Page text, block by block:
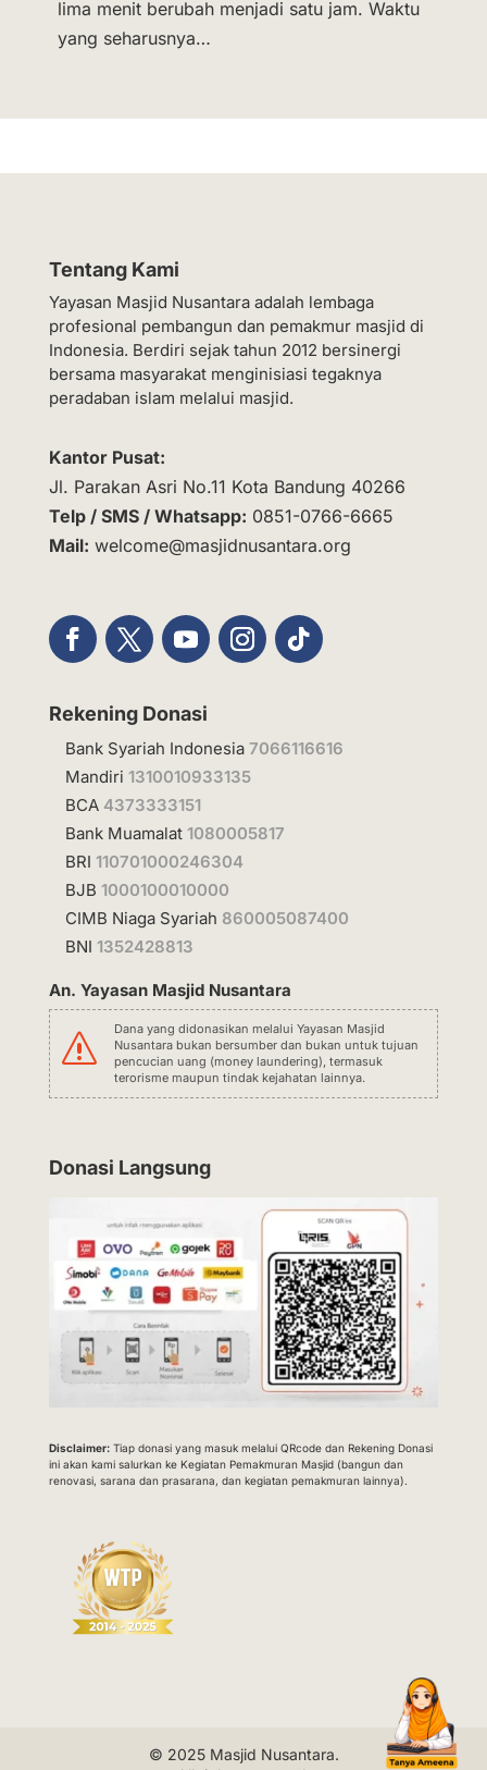
lima menit berubah menjadi satu jam. Waktu
yang seharusnya…
Tentang Kami
Yayasan Masjid Nusantara adalah lembaga
profesional pembangun dan pemakmur masjid di
Indonesia. Berdiri sejak tahun 2012 bersinergi
bersama masyarakat menginisiasi tegaknya
peradaban islam melalui masjid.
Kantor Pusat:
Jl. Parakan Asri No.11 Kota Bandung 40266
Telp / SMS / Whatsapp: 0851-0766-6665
Mail: welcome@masjidnusantara.org
Rekening Donasi
Bank Syariah Indonesia 7066116616
Mandiri 1310010933135
BCA 4373333151
Bank Muamalat 1080005817
BRI 110701000246304
BJB 1000100010000
CIMB Niaga Syariah 860005087400
BNI 1352428813
An. Yayasan Masjid Nusantara
s
Dana yang didonasikan melalui Yayasan Masjid
Nusantara bukan bersumber dan bukan untuk tujuan
pencucian uang (money laundering), termasuk
terorisme maupun tindak kejahatan lainnya.
Donasi Langsung
Disclaimer:Tiap donasi yang masuk melalui QRcode dan Rekening Donasi
ini akan kami salurkan ke Kegiatan Pemakmuran Masjid (bangun dan
renovasi, sarana dan prasarana, dan kegiatan pemakmuran lainnya).
© 2025 Masjid Nusantara.